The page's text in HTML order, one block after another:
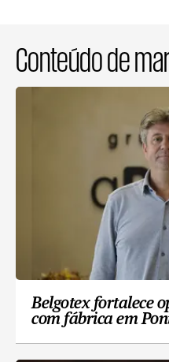
Conteúdo de
Belgotex fortalece
com fábrica em